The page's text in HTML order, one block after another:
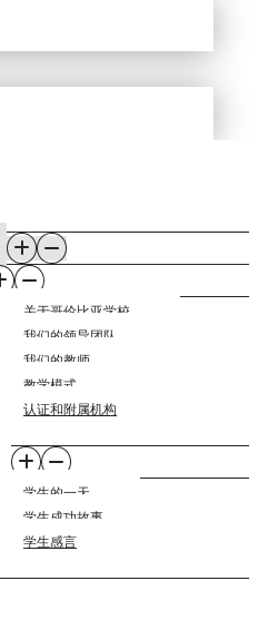
关于哥伦比亚学校
我们的领导团队
我们的教师
教学模式
认证和附属机构
学生的一天
学生成功故事
学生感言